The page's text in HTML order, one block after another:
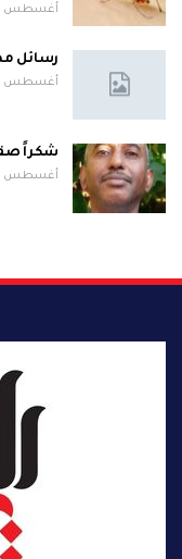
أغسطس 30, 2025
رسائل
أغسطس 27, 2025
شكراً
أغسطس 27, 2025